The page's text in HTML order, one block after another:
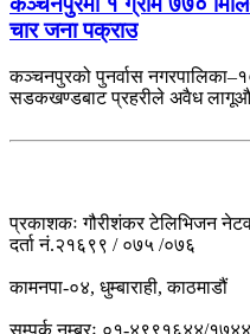
चार जना पक्राउ
कञ्चनपुरको पुनर्वास
सडकखण्डबाट प्रहरीले अवैध
प्रकाशकः गौरीशंकर टेलिभिजन
दर्ता नं.२१६९९ / ०७५ /०७६
कामनपा-०४, धुम्बाराही, काठमाडौं
सम्पर्क नम्बरः ०१-४९९१६४४/१७४४